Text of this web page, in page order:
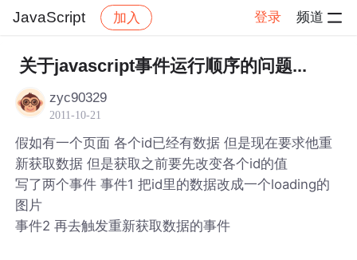
JavaScript 加入 登录 频道
社区 JavaScript 帖子详情
关于javascript事件运行顺序的问题...
zyc90329
2011-10-21
假如有一个页面 各个id已经有数据 但是现在要求他重
新获取数据 但是获取之前要先改变各个id的值
写了两个事件 事件1 把id里的数据改成一个loading的
图片
事件2 再去触发重新获取数据的事件